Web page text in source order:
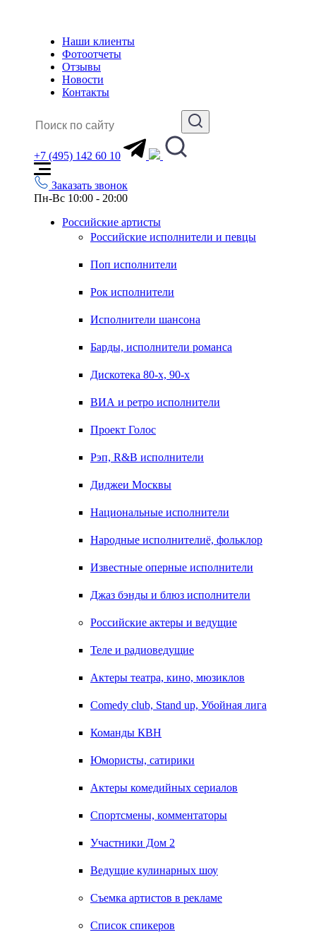
Наши клиенты
Фотоотчеты
Отзывы
Новости
Контакты
+7 (495) 142 60 10
Заказать звонок
Пн-Вс 10:00 - 20:00
Российские артисты
Российские исполнители и певцы
Поп исполнители
Рок исполнители
Исполнители шансона
Барды, исполнители романса
Дискотека 80-х, 90-х
ВИА и ретро исполнители
Проект Голос
Рэп, R&B исполнители
Диджеи Москвы
Национальные исполнители
Народные исполнителиё, фольклор
Известные оперные исполнители
Джаз бэнды и блюз исполнители
Российские актеры и ведущие
Теле и радиоведущие
Актеры театра, кино, мюзиклов
Comedy club, Stand up, Убойная лига
Команды КВН
Юмористы, сатирики
Актеры комедийных сериалов
Спортсмены, комментаторы
Участники Дом 2
Ведущие кулинарных шоу
Съемка артистов в рекламе
Список спикеров